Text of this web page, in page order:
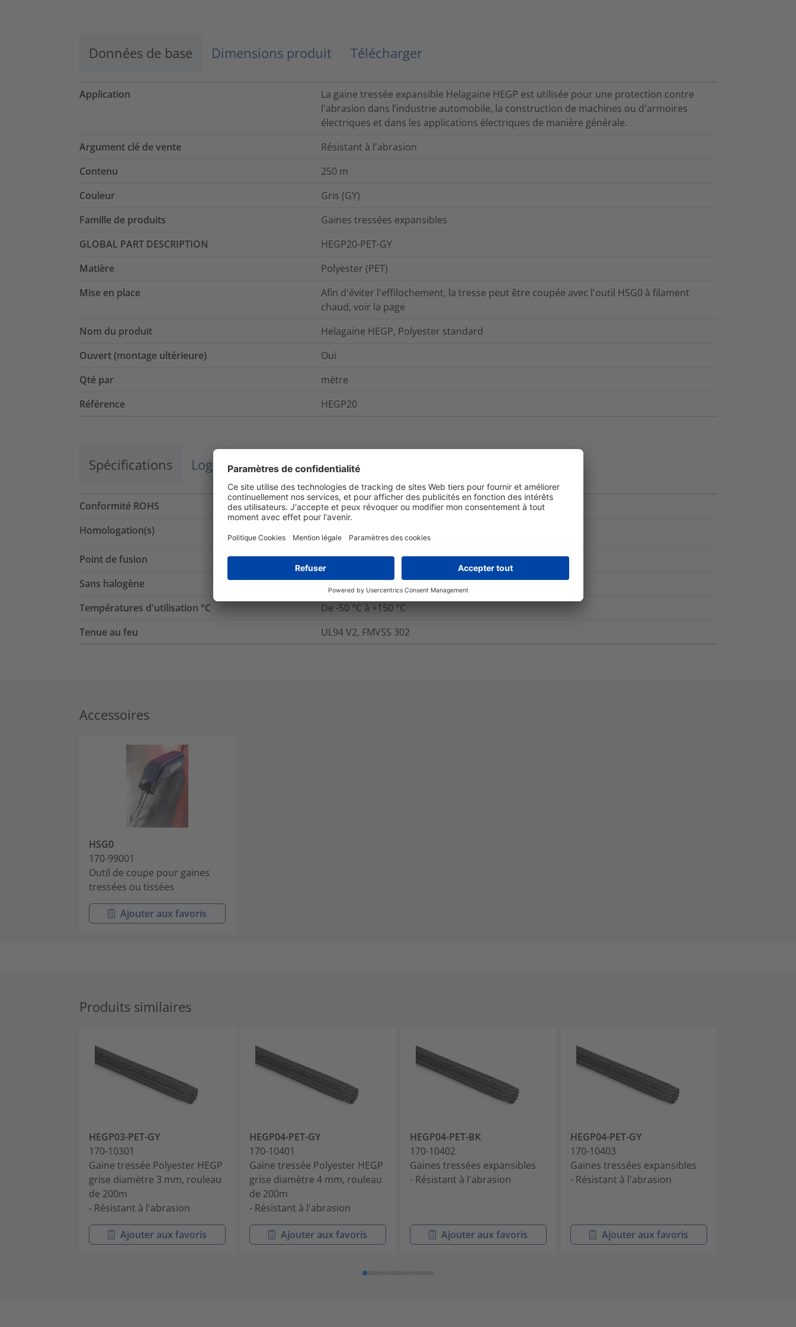
Données de base Dimensions produit Télécharger
Application
La gaine tressée expansible Helagaine HEGP est utilisée pour une protection contre
l'abrasion dans l’industrie automobile, la construction de machines ou d'armoires
électriques et dans les applications électriques de manière générale.
Argument clé de vente
Résistant à l'abrasion
Contenu
250 m
Couleur
Gris (GY)
Famille de produits
Gaines tressées expansibles
GLOBAL PART DESCRIPTION
HEGP20-PET-GY
Matière
Polyester (PET)
Mise en place
Afin d'éviter l'effilochement, la tresse peut être coupée avec l'outil HSG0 à filament
chaud, voir la page
Nom du produit
Helagaine HEGP, Polyester standard
Ouvert (montage ultérieure)
Oui
Qté par
mètre
Référence
HEGP20
Spécifications Logistique et emballage Pour plus d'information
Conformité ROHS
Oui
Homologation(s)
Point de fusion
+250 °C
Sans halogène
Oui
Températures d'utilisation °C
De -50 °C à +150 °C
Tenue au feu
UL94 V2, FMVSS 302
Accessoires
HSG0
170-99001
Outil de coupe pour gaines
tressées ou tissées
Ajouter aux favoris
Produits similaires
HEGP03-PET-GY
170-10301
Gaine tressée Polyester HEGP
grise diamètre 3 mm, rouleau
de 200m
- Résistant à l'abrasion
Ajouter aux favoris
HEGP04-PET-GY
170-10401
Gaine tressée Polyester HEGP
grise diamètre 4 mm, rouleau
de 200m
- Résistant à l'abrasion
Ajouter aux favoris
HEGP04-PET-BK
170-10402
Gaines tressées expansibles
- Résistant à l'abrasion
Ajouter aux favoris
HEGP04-PET-GY
170-10403
Gaines tressées expansibles
- Résistant à l'abrasion
Ajouter aux favoris